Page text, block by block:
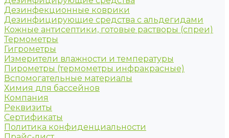
Дезинфекционные коврики
Дезинфицирующие средства с альдегидами
Кожные антисептики, готовые растворы (спреи)
Термометры
Гигрометры
Измерители влажности и температуры
Пирометры (термометры инфракрасные)
Вспомогательные материалы
Химия для бассейнов
Компания
Реквизиты
Сертификаты
Политика конфиденциальности